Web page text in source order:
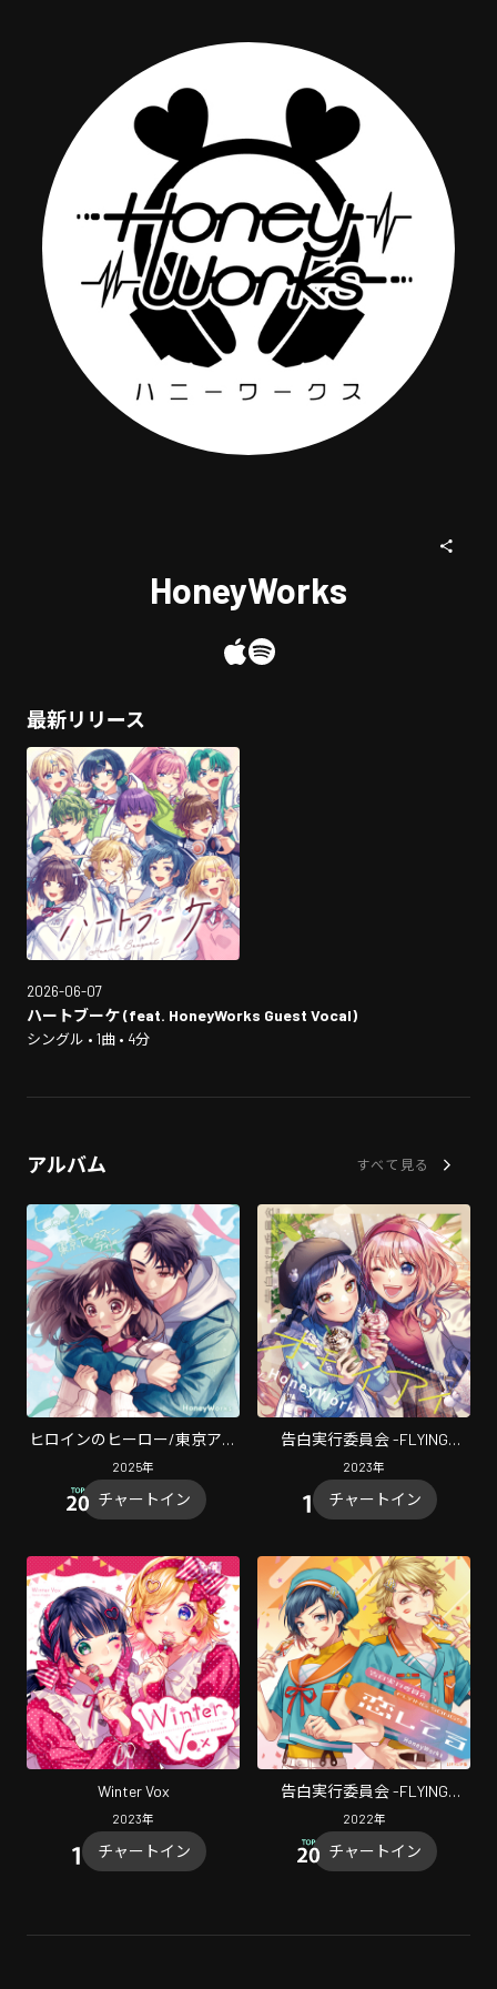
HoneyWorks
最新リリース
2026-06-07
ハートブーケ (feat. HoneyWorks Guest Vocal)
シングル • 1曲 • 4分
アルバム すべて見る
ヒロインのヒーロー/東京アフ
タヌーンティー
2025年
チャートイン
告白実行委員会 -FLYING
SONGS- オモイアイ
2023年
チャートイン
Winter Vox
2023年
チャートイン
告白実行委員会 -FLYING
SONGS- 恋してる
2022年
チャートイン